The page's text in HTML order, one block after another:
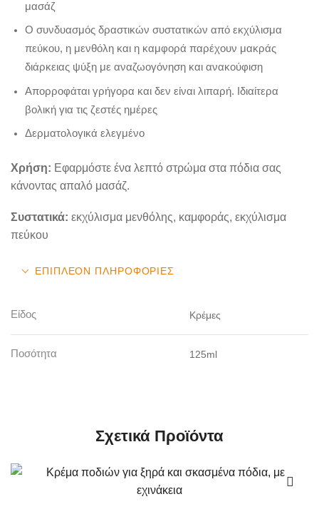
μασάζ
Ο συνδυασμός δραστικών συστατικών από εκχύλισμα
πεύκου, η μενθόλη και η καμφορά παρέχουν μακράς
διάρκειας ψύξη με αναζωογόνηση και ανακούφιση
Απορροφάται γρήγορα και δεν είναι λιπαρή. Ιδιαίτερα
βολική για τις ζεστές ημέρες
Δερματολογικά ελεγμένο
Χρήση: Εφαρμόστε ένα λεπτό στρώμα στα πόδια σας
κάνοντας απαλό μασάζ.
Συστατικά: εκχύλισμα μενθόλης, καμφοράς, εκχύλισμα
πεύκου
ΕΠΙΠΛΈΟΝ ΠΛΗΡΟΦΟΡΊΕΣ
Είδος Κρέμες
Ποσότητα 125ml
Σχετικά Προϊόντα